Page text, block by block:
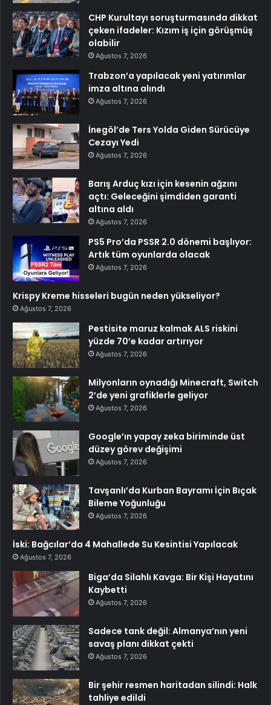
CHP Kurultayı soruşturmasında dikkat
çeken ifadeler: Kızım iş için görüşmüş
olabilir
Ağustos 7, 2026
Trabzon’a yapılacak yeni yatırımlar
imza altına alındı
Ağustos 7, 2026
İnegöl’de Ters Yolda Giden Sürücüye
Cezayı Yedi
Ağustos 7, 2026
Barış Arduç kızı için kesenin ağzını
açtı: Geleceğini şimdiden garanti
altına aldı
Ağustos 7, 2026
PS5 Pro’da PSSR 2.0 dönemi başlıyor:
Artık tüm oyunlarda olacak
Ağustos 7, 2026
Krispy Kreme hisseleri bugün neden yükseliyor?
Ağustos 7, 2026
Pestisite maruz kalmak ALS riskini
yüzde 70’e kadar artırıyor
Ağustos 7, 2026
Milyonların oynadığı Minecraft, Switch
2’de yeni grafiklerle geliyor
Ağustos 7, 2026
Google’ın yapay zeka biriminde üst
düzey görev değişimi
Ağustos 7, 2026
Tavşanlı’da Kurban Bayramı İçin Bıçak
Bileme Yoğunluğu
Ağustos 7, 2026
İski: Bağcılar’da 4 Mahallede Su Kesintisi Yapılacak
Ağustos 7, 2026
Biga’da Silahlı Kavga: Bir Kişi Hayatını
Kaybetti
Ağustos 7, 2026
Sadece tank değil: Almanya’nın yeni
savaş planı dikkat çekti
Ağustos 7, 2026
Bir şehir resmen haritadan silindi: Halk
tahliye edildi